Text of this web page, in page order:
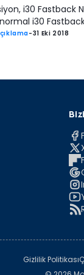
i30 Fastback
normal i30
-31 Eki 2018
Gizlilik Politikası